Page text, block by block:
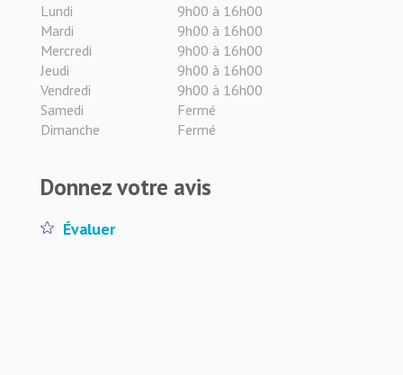
Lundi
9h00 à 16h00
Mardi
9h00 à 16h00
Mercredi
9h00 à 16h00
Jeudi
9h00 à 16h00
Vendredi
9h00 à 16h00
Samedi
Fermé
Dimanche
Fermé
Donnez votre avis
Évaluer